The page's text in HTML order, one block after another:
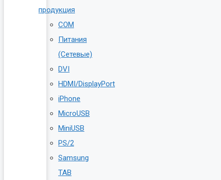
продукция
COM
Питания
(Сетевые)
DVI
HDMI/DisplayPort
iPhone
MicroUSB
MiniUSB
PS/2
Samsung
TAB